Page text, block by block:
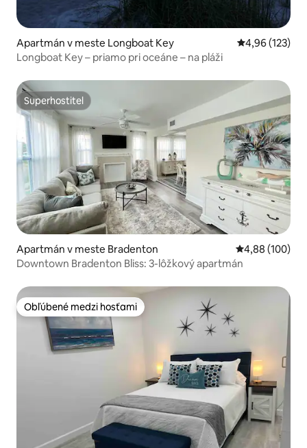
Apartmán v meste Longboat Key Priemerné
4,96 (123)
Longboat Key – priamo pri oceáne – na pláži
Superhostiteľ
Superhostiteľ
Apartmán v meste Bradenton Priemerné
4,88 (100)
Downtown Bradenton Bliss: 3-lôžkový apartmán
Obľúbené medzi hosťami
Obľúbené medzi hosťami